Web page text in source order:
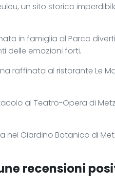
un sito storico
in famiglia al Parco
delle emozioni forti.
raffinata al ristorante Le
al Teatro-Opera di
nel Giardino Botanico di
recensioni